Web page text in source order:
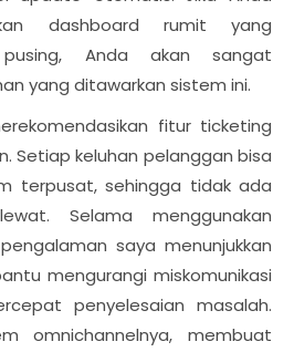
dashboard rumit yang
Anda akan sangat
yang ditawarkan sistem ini.
fitur ticketing
Setiap keluhan pelanggan bisa
terpusat, sehingga tidak ada
Selama menggunakan
saya menunjukkan
mengurangi miskomunikasi
penyelesaian masalah.
omnichannelnya, membuat